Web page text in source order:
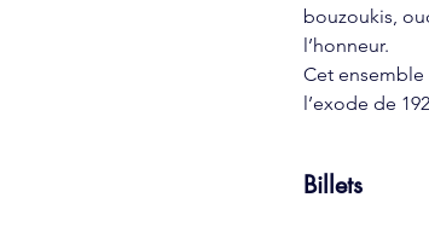
bouzoukis,
l’honneur.
Cet
l’exode de
Billets